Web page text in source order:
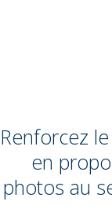
Renforcez
en
photos au